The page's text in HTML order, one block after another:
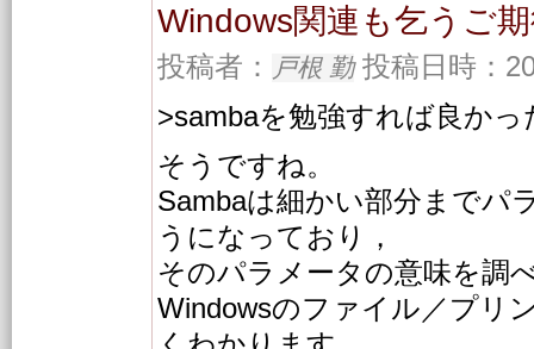
Windows関連も乞うご
投稿者： 戸根 勤投稿日時：
>sambaを勉強すれば良か
そうですね。
Sambaは細かい部分までパ
うになっており，
そのパラメータの意味を調
Windowsのファイル／プリ